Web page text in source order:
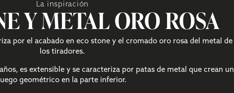
La inspiración
Y METAL ORO ROSA
por el acabado en eco stone y el cromado oro rosa del metal de
los tiradores.
es extensible y se caracteriza por patas de metal que crean un
geométrico en la parte inferior.